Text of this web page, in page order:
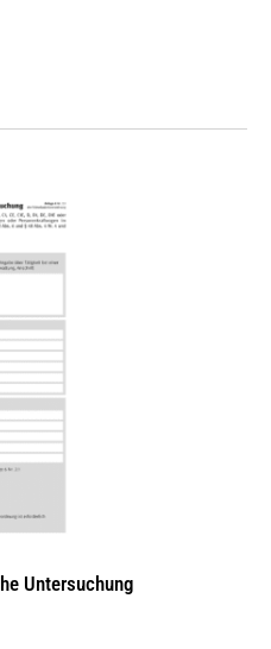
Untersuchung